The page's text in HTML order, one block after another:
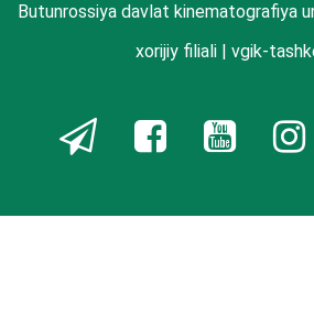
Butunrossiya davlat kinematografiya
xorijiy filiali | vgik-